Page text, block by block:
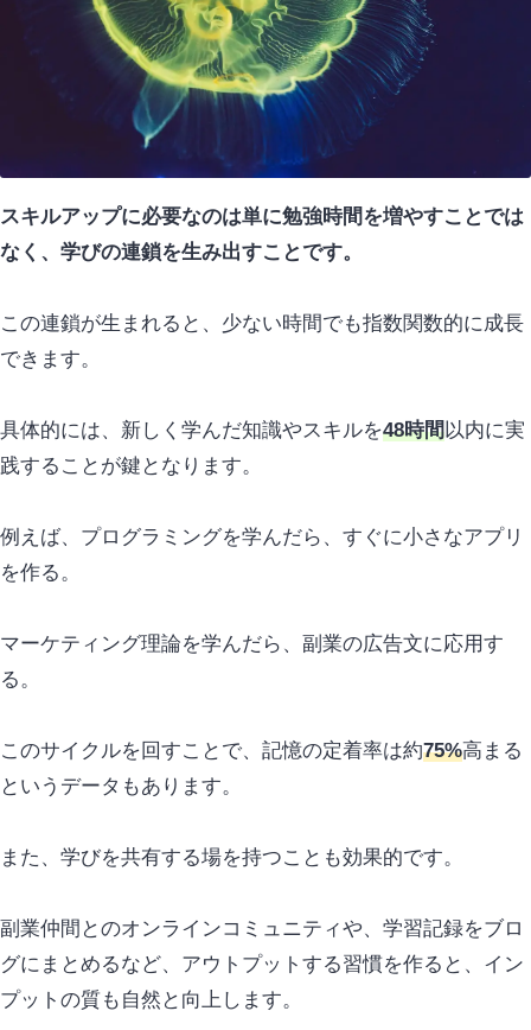
スキルアップに必要なのは単に勉強時間を増やすことでは
なく、学びの連鎖を生み出すことです。
この連鎖が生まれると、少ない時間でも指数関数的に成長
できます。
具体的には、新しく学んだ知識やスキルを48時間以内に実
践することが鍵となります。
例えば、プログラミングを学んだら、すぐに小さなアプリ
を作る。
マーケティング理論を学んだら、副業の広告文に応用す
る。
このサイクルを回すことで、記憶の定着率は約75%高まる
というデータもあります。
また、学びを共有する場を持つことも効果的です。
副業仲間とのオンラインコミュニティや、学習記録をブロ
グにまとめるなど、アウトプットする習慣を作ると、イン
プットの質も自然と向上します。